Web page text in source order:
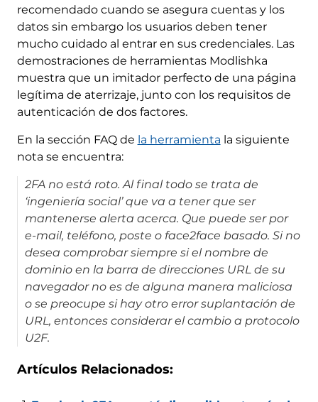
recomendado cuando se asegura cuentas y los
datos sin embargo los usuarios deben tener
mucho cuidado al entrar en sus credenciales. Las
demostraciones de herramientas Modlishka
muestra que un imitador perfecto de una página
legítima de aterrizaje, junto con los requisitos de
autenticación de dos factores.
En la sección FAQ de la herramienta la siguiente
nota se encuentra:
2FA no está roto. Al final todo se trata de
‘ingeniería social’ que va a tener que ser
mantenerse alerta acerca. Que puede ser por
e-mail, teléfono, poste o face2face basado. Si no
desea comprobar siempre si el nombre de
dominio en la barra de direcciones URL de su
navegador no es de alguna manera maliciosa
o se preocupe si hay otro error suplantación de
URL, entonces considerar el cambio a protocolo
U2F.
Artículos Relacionados: